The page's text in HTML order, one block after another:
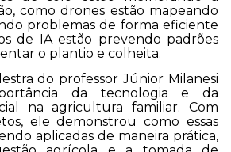
como drones estão mapeando
problemas de forma eficiente
de IA estão prevendo padrões
o plantio e colheita.
do professor Júnior Milanesi
da tecnologia e da
na agricultura familiar. Com
ele demonstrou como essas
aplicadas de maneira prática,